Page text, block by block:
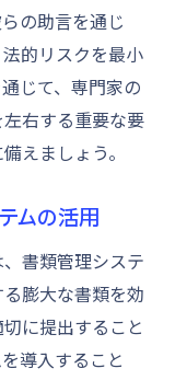
の助言を通じ
的リスクを最小
じて、専門家の
右する重要な要
えましょう。
ムの活用
書類管理システ
膨大な書類を効
に提出すること
導入すること